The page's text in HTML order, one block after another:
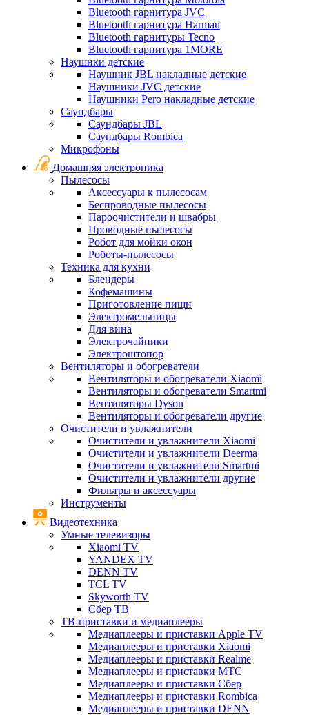
Bluetooth гарнитура JVC
Bluetooth гарнитура Harman
Bluetooth гарнитуры Tecno
Bluetooth гарнитура 1MORE
Наушнки детские
Наушник JBL накладные детские
Наушники JVC детские
Наушники Pero накладные детские
Саундбары
Саундбары JBL
Саундбары Rombica
Микрофоны
Домашняя электроника
Пылесосы
Аксессуары к пылесосам
Беспроводные пылесосы
Пароочистители и швабры
Проводные пылесосы
Робот для мойки окон
Роботы-пылесосы
Техника для кухни
Блендеры
Кофемашины
Приготовление пищи
Электромельницы
Для вина
Электрочайники
Электроштопор
Вентиляторы и обогреватели
Вентиляторы и обогреватели Xiaomi
Вентиляторы и обогреватели Smartmi
Вентиляторы Dyson
Вентиляторы и обогреватели другие
Очистители и увлажнители
Очистители и увлажнители Xiaomi
Очистители и увлажнители Deerma
Очистители и увлажнители Smartmi
Очистители и увлажнители другие
Фильтры и аксессуары
Инструменты
Видеотехника
Умные телевизоры
Xiaomi TV
YANDEX TV
DENN TV
TCL TV
Skyworth TV
Сбер ТВ
ТВ-приставки и медиаплееры
Медиаплееры и приставки Apple TV
Медиаплееры и приставки Xiaomi
Медиаплееры и приставки Realme
Медиаплееры и приставки МТС
Медиаплееры и приставки Сбер
Медиаплееры и приставки Rombica
Медиаплееры и приставки DENN